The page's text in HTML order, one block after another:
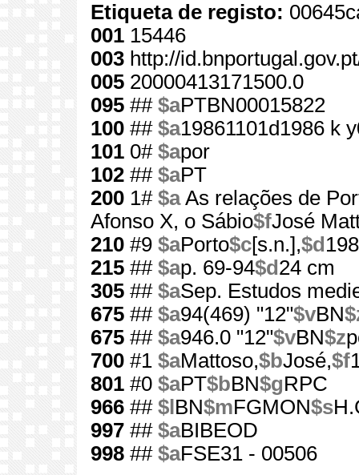
Etiqueta de registo:
001 15446
003 http://
005 20000413171500.0
095 ## $aPTBN00015822
100 ## $a19861101d1986 k
101 0# $apor
102 ## $aPT
200 1# $aAs relações de
Afonso X, o Sábio$fJosé
210 #9 $aPorto$c[s.n.],$d
215 ## $ap. 69-94$d 24 cm
305 ## $aSep. Estudos
675 ## $a94(469) "12"$vBN
675 ## $a946.0 "12"$vBN$z
700 #1 $aMattoso,$bJosé,$f
801 #0 $aPT$bBN$gRPC
966 ## $l BN$mFGMON$s
997 ## $aBIBEOD
998 ## $aFSE31 - 00506